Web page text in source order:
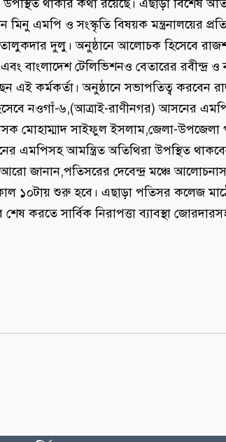
থাকার কথা রয়েছে। এছাড়া বিশেষ
মিনু এমপি ও সংস্কৃতি বিষয়ক মন্ত্রনালয়ের
দুলু। অনুষ্ঠানে আলোচক হিসেবে
বাংলাদেশ টেলিভিশনও বেতারের রবীন্দ্র
এই কর্মকর্তা। অনুষ্ঠানে সভাপতিত্ব করবেন
নওগাঁ-৬,(আত্রাই-রাণীনগর) আসনের
মোহাম্মাদ সাইফুল ইসলাম,জেলা-উপজেলা
এমপিসহ আমন্ত্রিত অতিথিরা উপস্থিত
জানান,পতিসরের দেবেন্দ্র মঞ্চে
১০টায় শুরু হবে। এছাড়া পতিসর কলেজ মাঠে
করতে সার্বিক নিরাপত্তা ব্যাবস্থা